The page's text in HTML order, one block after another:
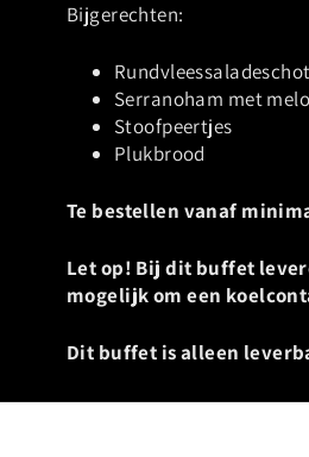
Bijgerechten:
Serranoham met
Stoofpeertjes
Plukbrood
Te bestellen vanaf
Let op! Bij dit buffet
mogelijk om een
Dit buffet is alleen